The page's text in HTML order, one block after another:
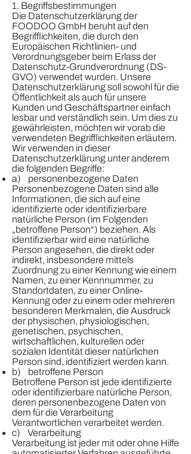
1. Begriffsbestimmungen
Die Datenschutzerklärung der
FOODOO GmbH beruht auf den
Begrifflichkeiten, die durch den
Europäischen Richtlinien- und
Verordnungsgeber beim Erlass der
Datenschutz-Grundverordnung (DS-
GVO) verwendet wurden. Unsere
Datenschutzerklärung soll sowohl für die
Öffentlichkeit als auch für unsere
Kunden und Geschäftspartner einfach
lesbar und verständlich sein. Um dies zu
gewährleisten, möchten wir vorab die
verwendeten Begrifflichkeiten erläutern.
Wir verwenden in dieser
Datenschutzerklärung unter anderem
die folgenden Begriffe:
a) personenbezogene Daten
Personenbezogene Daten sind alle
Informationen, die sich auf eine
identifizierte oder identifizierbare
natürliche Person (im Folgenden
„betroffene Person“) beziehen. Als
identifizierbar wird eine natürliche
Person angesehen, die direkt oder
indirekt, insbesondere mittels
Zuordnung zu einer Kennung wie einem
Namen, zu einer Kennnummer, zu
Standortdaten, zu einer Online-
Kennung oder zu einem oder mehreren
besonderen Merkmalen, die Ausdruck
der physischen, physiologischen,
genetischen, psychischen,
wirtschaftlichen, kulturellen oder
sozialen Identität dieser natürlichen
Person sind, identifiziert werden kann.
b) betroffene Person
Betroffene Person ist jede identifizierte
oder identifizierbare natürliche Person,
deren personenbezogene Daten von
dem für die Verarbeitung
Verantwortlichen verarbeitet werden.
c) Verarbeitung
Verarbeitung ist jeder mit oder ohne Hilfe